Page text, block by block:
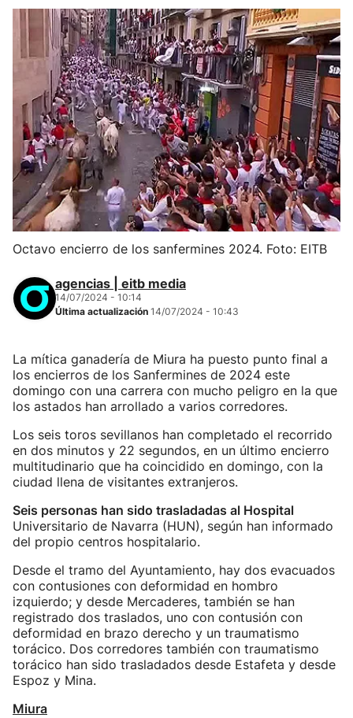
Octavo encierro de los sanfermines 2024. Foto: EITB
agencias | eitb media
14/07/2024 - 10:14
Última actualización 14/07/2024 - 10:43
La mítica ganadería de Miura ha puesto punto final a
los encierros de los Sanfermines de 2024 este
domingo con una carrera con mucho peligro en la que
los astados han arrollado a varios corredores.
Los seis toros sevillanos han completado el recorrido
en dos minutos y 22 segundos, en un último encierro
multitudinario que ha coincidido en domingo, con la
ciudad llena de visitantes extranjeros.
Seis personas han sido trasladadas al Hospital
Universitario de Navarra (HUN), según han informado
del propio centros hospitalario.
Desde el tramo del Ayuntamiento, hay dos evacuados
con contusiones con deformidad en hombro
izquierdo; y desde Mercaderes, también se han
registrado dos traslados, uno con contusión con
deformidad en brazo derecho y un traumatismo
torácico. Dos corredores también con traumatismo
torácico han sido trasladados desde Estafeta y desde
Espoz y Mina.
Miura